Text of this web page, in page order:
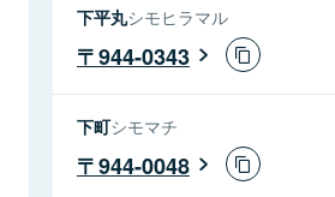
下平丸シモヒラマル
944-0343
下町シモマチ
944-0048